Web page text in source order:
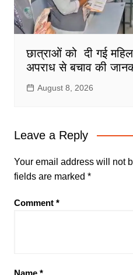
छात्राओं को दी गई
अपराध से बचाव की
August 8, 2026
Leave a Reply
Your email address will not
fields are marked *
Comment *